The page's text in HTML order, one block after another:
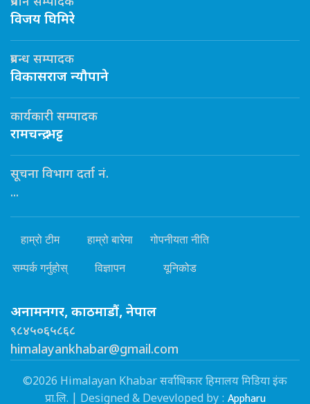
विजय घिमिरे
प्रबन्ध सम्पादक
विकासराज न्यौपाने
कार्यकारी सम्पादक
रामचन्द्र भट्ट
सूचना विभाग दर्ता नं.
...
हाम्रो टीम हाम्रो बारेमा गोपनीयता नीति
सम्पर्क गर्नुहोस् विज्ञापन यूनिकोड
अनामनगर, काठमाडौं, नेपाल
९८४५०६५८६८
himalayankhabar@gmail.com
©2026 Himalayan Khabar सर्वाधिकार हिमालय मिडिया इंक
प्रा.लि. | Designed & Devevloped by : Appharu